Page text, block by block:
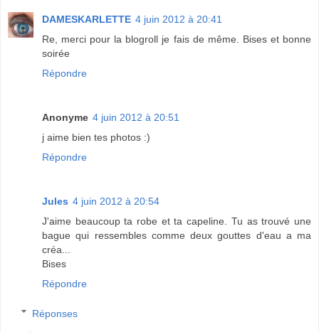
DAMESKARLETTE 4 juin 2012 à 20:41
Re, merci pour la blogroll je fais de même. Bises et bonne
soirée
Répondre
Anonyme 4 juin 2012 à 20:51
j aime bien tes photos :)
Répondre
Jules 4 juin 2012 à 20:54
J'aime beaucoup ta robe et ta capeline. Tu as trouvé une
bague qui ressembles comme deux gouttes d'eau a ma
créa...
Bises
Répondre
Réponses